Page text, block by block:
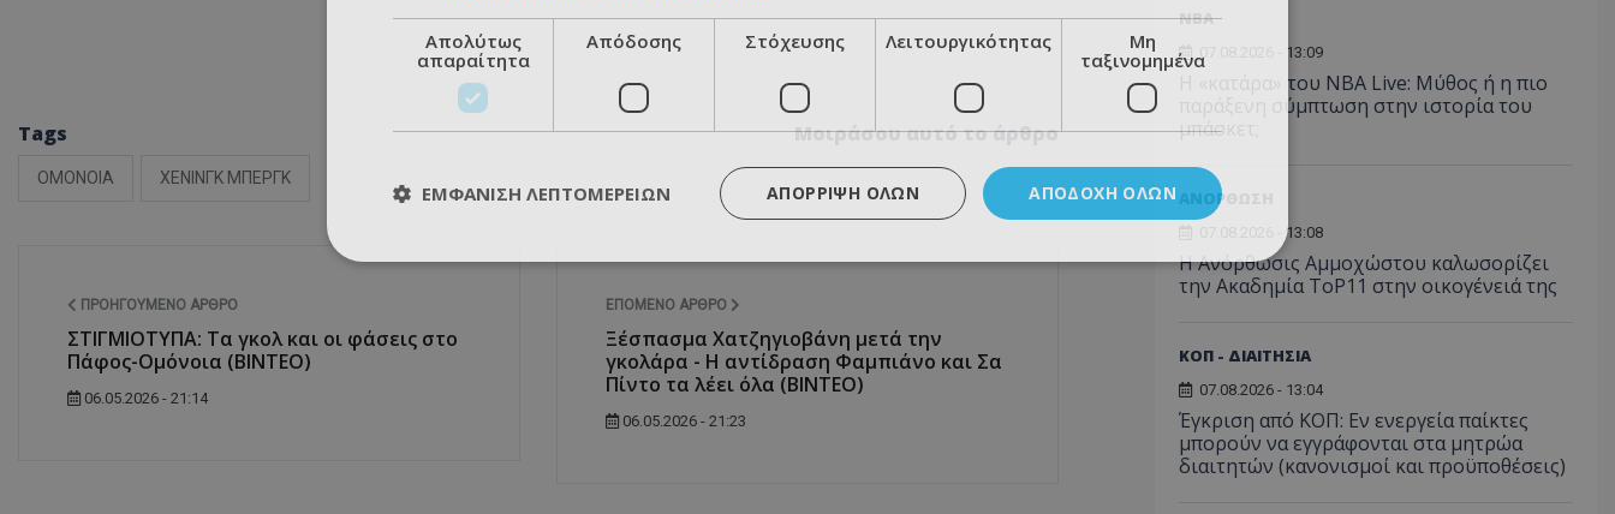
Tags
ΟΜΟΝΟΙΑ ΧΕΝΙΝΓΚ ΜΠΕΡΓΚ
Μοιράσου αυτό το άρθρο
ΠΡΟΗΓΟΎΜΕΝΟ ΆΡΘΡΟ
ΣΤΙΓΜΙΟΤΥΠΑ: Τα γκολ και οι φάσεις στο
Πάφος-Ομόνοια (ΒΙΝΤΕΟ)
06.05.2026 - 21:14
ΕΠΌΜΕΝΟ ΆΡΘΡΟ
Ξέσπασμα Χατζηγιοβάνη μετά την
γκολάρα - Η αντίδραση Φαμπιάνο και Σα
Πίντο τα λέει όλα (ΒΙΝΤΕΟ)
06.05.2026 - 21:23
NBA
07.08.2026 - 13:09
Η «κατάρα» του NBA Live: Μύθος ή η πιο
παράξενη σύμπτωση στην ιστορία του
μπάσκετ;
ΑΝΟΡΘΩΣΗ
07.08.2026 - 13:08
Η Ανόρθωσις Αμμοχώστου καλωσορίζει
την Ακαδημία ToP11 στην οικογένειά της
ΚΟΠ - ΔΙΑΙΤΗΣΙΑ
07.08.2026 - 13:04
Έγκριση από ΚΟΠ: Εν ενεργεία παίκτες
μπορούν να εγγράφονται στα μητρώα
διαιτητών (κανονισμοί και προϋποθέσεις)
Απολύτως
απαραίτητα
Απόδοσης Στόχευσης Λειτουργικότητας
Μη
ταξινομημένα
ΑΠΟΔΟΧΉ ΌΛΩΝ
ΑΠΌΡΡΙΨΗ ΌΛΩΝ
ΕΜΦΆΝΙΣΗ ΛΕΠΤΟΜΕΡΕΙΏΝ